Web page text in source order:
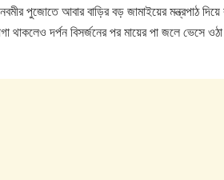
পুজোতে আবার বাড়ির বড় জামাইয়ের মন্ত্রপাঠ
থাকলেও দর্পন বিসর্জনের পর মায়ের পা জলে ভেসে